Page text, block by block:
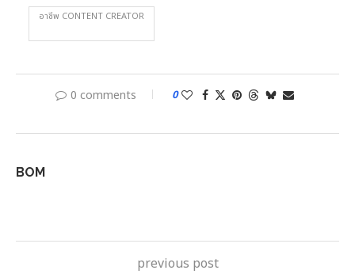
อาชีพ CONTENT CREATOR
0 comments 0
BOM
previous post